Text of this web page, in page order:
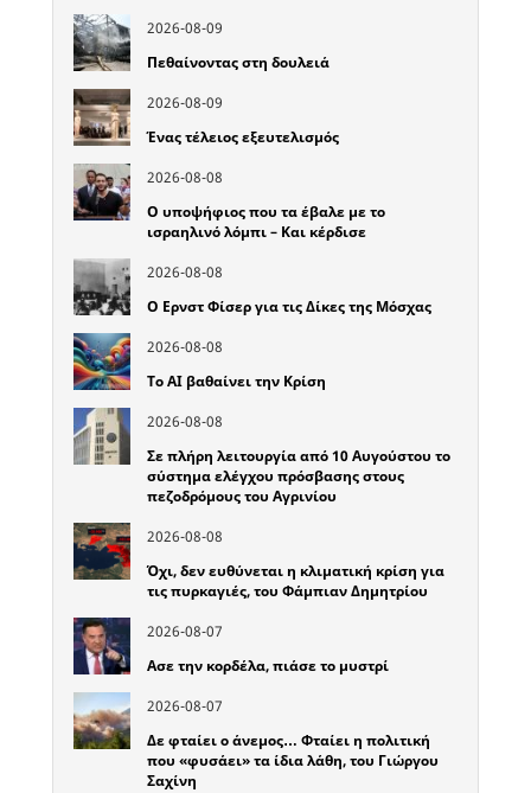
2026-08-09
Πεθαίνοντας στη δουλειά
2026-08-09
Ένας τέλειος εξευτελισμός
2026-08-08
Ο υποψήφιος που τα έβαλε με το
ισραηλινό λόμπι – Και κέρδισε
2026-08-08
Ο Ερνστ Φίσερ για τις Δίκες της Μόσχας
2026-08-08
Το ΑΙ βαθαίνει την Κρίση
2026-08-08
Σε πλήρη λειτουργία από 10 Αυγούστου το
σύστημα ελέγχου πρόσβασης στους
πεζοδρόμους του Αγρινίου
2026-08-08
Όχι, δεν ευθύνεται η κλιματική κρίση για
τις πυρκαγιές, του Φάμπιαν Δημητρίου
2026-08-07
Ασε την κορδέλα, πιάσε το μυστρί
2026-08-07
Δε φταίει ο άνεμος… Φταίει η πολιτική
που «φυσάει» τα ίδια λάθη, του Γιώργου
Σαχίνη